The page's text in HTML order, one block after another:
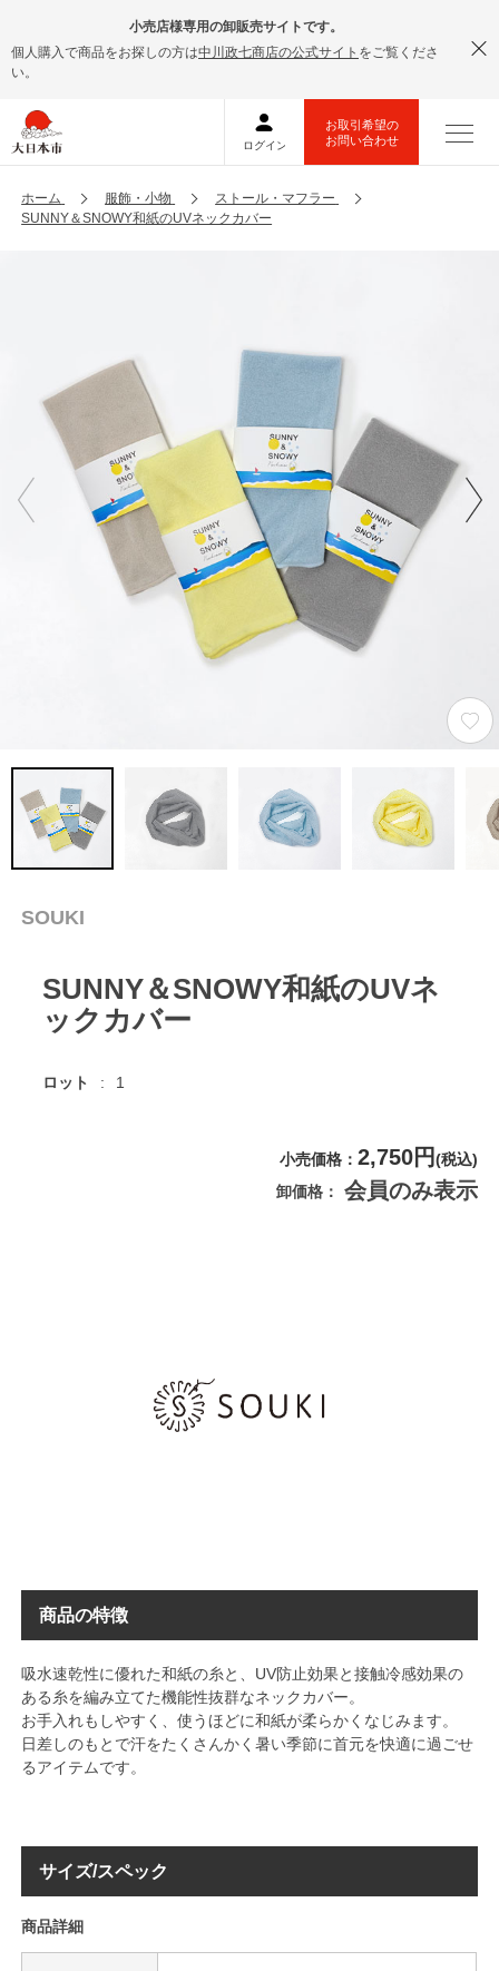
小売店様専用の卸販売サイトです。
個人購入で商品をお探しの方は中川政七商店の公式サイト をご覧くださ
い。
ホーム 服飾・小物
ストール・マフラー
SUNNY＆SNOWY和紙のUVネックカバー
SOUKI
SUNNY＆SNOWY和紙のUVネ
ックカバー
ロット 1
小売価格 2,750円(税込)
卸価格
会員のみ表示
商品の特徴
吸水速乾性に優れた和紙の糸と、UV防止効果と接触冷感効果の
ある糸を編み立てた機能性抜群なネックカバー。
お手入れもしやすく、使うほどに和紙が柔らかくなじみます。
日差しのもとで汗をたくさんかく暑い季節に首元を快適に過ごせ
るアイテムです。
サイズ/スペック
商品詳細